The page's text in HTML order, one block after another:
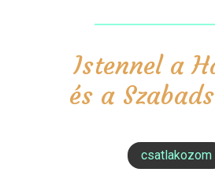
Istennel a
és a
csatlakozom